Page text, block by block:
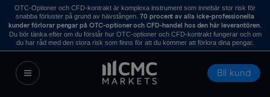
OTC-Optioner och CFD-kontrakt är komplexa instrument som innebär stor risk för
snabba förluster på grund av hävstången. 70 procent av alla icke-professionella
kunder förlorar pengar på OTC-optioner och CFD-handel hos den här leverantören.
Du bör tänka efter om du förstår hur OTC-optioner och CFD-kontrakt fungerar och om
du har råd med den stora risk som finns för att du kommer att förlora dina pengar.
Bli kund